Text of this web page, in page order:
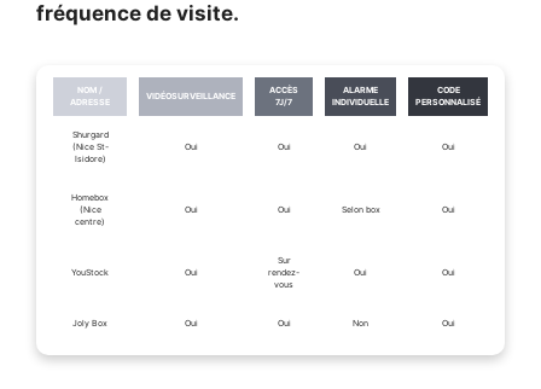
fréquence de visite.
NOM /
ADRESSE
VIDÉOSURVEILLANCE
ACCÈS
7J/7
ALARME
INDIVIDUELLE
CODE
PERSONNALISÉ
Shurgard
(Nice St-
Isidore)
Oui Oui Oui Oui
Homebox
(Nice
centre)
Oui Oui Selon box Oui
YouStock Oui
Sur
rendez-
vous
Oui Oui
Joly Box Oui Oui Non Oui